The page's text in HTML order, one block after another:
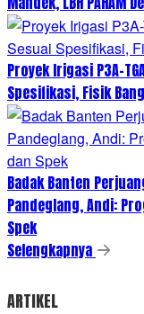
Proyek Irigasi P3A-
Spesifikasi, Fisik
Badak Banten
Pandeglang, Andi:
Spek
Selengkapnya
ARTIKEL